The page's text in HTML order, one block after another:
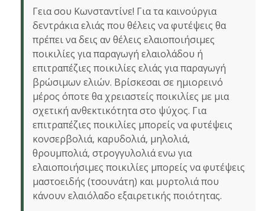
Γεια σου Κωνσταντίνε! Για τα καινούργια
δεντράκια ελιάς που θέλεις να φυτέψεις θα
πρέπει να δεις αν θέλεις ελαιοποιήσιμες
ποικιλίες για παραγωγή ελαιολάδου ή
επιτραπέζιες ποικιλίες ελιάς για παραγωγή
βρώσιμων ελιών. Βρίσκεσαι σε ημιορεινό
μέρος όποτε θα χρειαστείς ποικιλίες με μια
σχετική ανθεκτικότητα στο ψύχος. Για
επιτραπέζιες ποικιλίες μπορείς να φυτέψεις
κονσερβολιά, καρυδολιά, μηλολιά,
θρουμπολιά, στρογγυλολιά ενω για
ελαιοποιήσιμες ποικιλίες μπορείς να φυτέψεις
μαστοειδής (τσουνάτη) και μυρτολιά που
κάνουν ελαιόλαδο εξαιρετικής ποιότητας.